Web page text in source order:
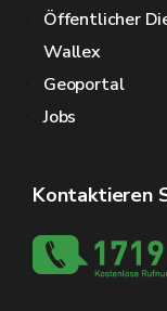
Öffentlicher
Wallex
Geoportal
Jobs
Kontaktieren